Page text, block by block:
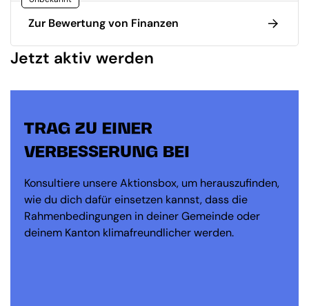
Zur Bewertung von Finanzen
Jetzt aktiv werden
TRAG ZU EINER
VERBESSERUNG BEI
Konsultiere unsere Aktionsbox, um herauszufinden,
wie du dich dafür einsetzen kannst, dass die
Rahmenbedingungen in deiner Gemeinde oder
deinem Kanton klimafreundlicher werden.